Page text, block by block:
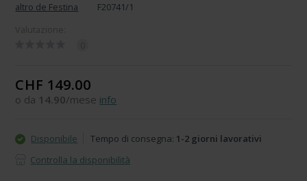
altro de Festina
F20741/1
CHF 149.00
o da 14.90/mese info
Disponibile Tempo di consegna: 1-2 giorni lavorativi
Controlla la disponibilità